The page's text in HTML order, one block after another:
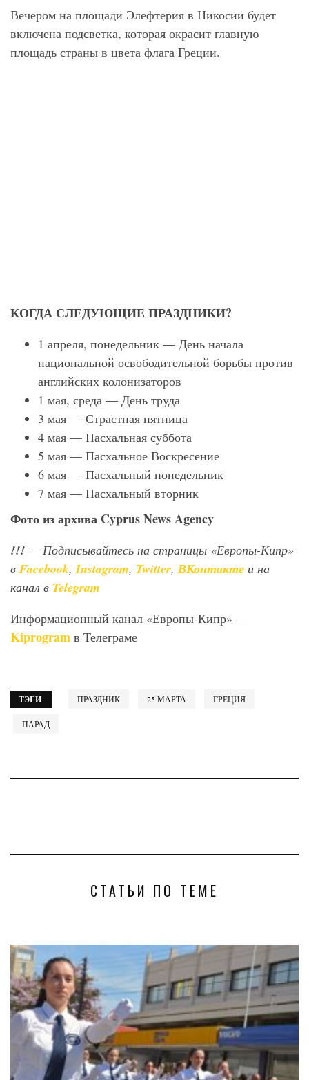
Вечером на площади Элефтерия в Никосии будет
включена подсветка, которая окрасит главную
площадь страны в цвета флага Греции.
КОГДА СЛЕДУЮЩИЕ ПРАЗДНИКИ?
1 апреля, понедельник — День начала
национальной освободительной борьбы против
английских колонизаторов
1 мая, среда — День труда
3 мая — Страстная пятница
4 мая — Пасхальная суббота
5 мая — Пасхальное Воскресение
6 мая — Пасхальный понедельник
7 мая — Пасхальный вторник
Фото из архива CyprusNewsAgency
!!! — Подписывайтесь на страницы «Европы-Кипр»
вFacebook,Instagram, Twitter, ВКонтакте и на
канал в Telegram
Информационный канал «Европы-Кипр» —
Kiprogram в Телеграме
ТЭГИ ПРАЗДНИК 25 МАРТА ГРЕЦИЯ
ПАРАД
СТАТЬИ ПО ТЕМЕ